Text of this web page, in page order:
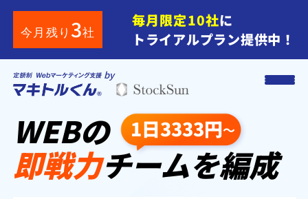
今月残り 3社
毎月限定10社に
トライアルプラン提供中！
by
WEBの
即戦力チームを編成
1日3333円～